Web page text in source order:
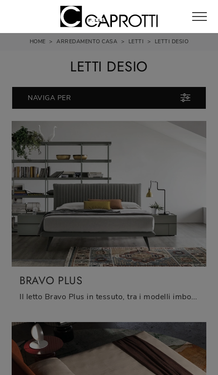
HOME > ARREDAMENTO CASA > LETTI > LETTI DESIO
LETTI DESIO
NAVIGA PER
BRAVO PLUS
Il letto Bravo Plus in tessuto, tra i modelli imbottiti matrimoniali moderni di Tomasella, è perfetto per assicurarti il sonno più profondo.